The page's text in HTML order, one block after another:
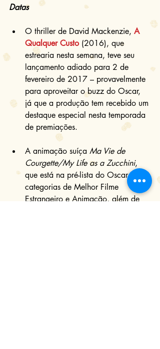
Datas
O thriller de David Mackenzie, A
Qualquer Custo (2016), que
estrearia nesta semana, teve seu
lançamento adiado para 2 de
fevereiro de 2017 – provavelmente
para aproveitar o buzz do Oscar,
já que a produção tem recebido um
destaque especial nesta temporada
de premiações.
A animação suíça Ma Vie de
Courgette/My Life as a Zucchini,
que está na pré-lista do Oscar, nas
categorias de Melhor Filme
Estrangeiro e Animação, além de